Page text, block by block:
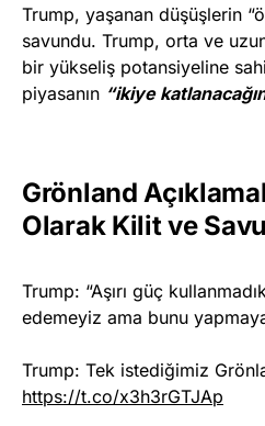
Trump, yaşanan düşüşlerin
savundu. Trump, orta ve
bir yükseliş potansiyeline
piyasanın “ikiye
Grönland
Olarak Kilit ve
Trump: “Aşırı güç
edemeyiz ama bunu
Trump: Tek istediğimiz
https://t.co/x3h3rGTJAp